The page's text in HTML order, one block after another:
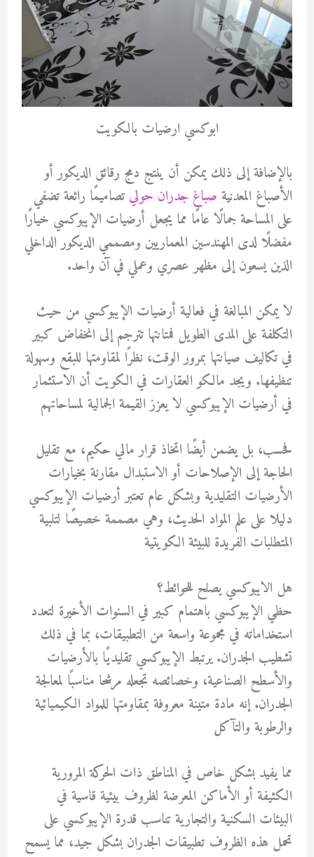
ابوكسي ارضيات بالكويت
بالإضافة إلى ذلك يمكن أن ينتج دمج رقائق الديكور أو
الأصباغ المعدنية صباغ جدران حولي تصاميمًا رائعة تضفي
على المساحة جمالًا عامًا مما يجعل أرضيات الإيبوكسي خيارًا
مفضلًا لدى المهندسين المعماريين ومصممي الديكور الداخلي
الذين يسعون إلى مظهر عصري وعملي في آن واحد.
لا يمكن المبالغة في فعالية أرضيات الإيبوكسي من حيث
التكلفة على المدى الطويل فمتانتها تترجم إلى انخفاض كبير
في تكاليف صيانتها بمرور الوقت، نظرًا لمقاومتها للبقع وسهولة
تنظيفها. ويجد مالكو العقارات في الكويت أن الاستثمار
في أرضيات الإيبوكسي لا يعزز القيمة الجمالية لمساحاتهم
فحسب، بل يضمن أيضًا اتخاذ قرار مالي حكيم، مع تقليل
الحاجة إلى الإصلاحات أو الاستبدال مقارنة بخيارات
الأرضيات التقليدية وبشكل عام تعتبر أرضيات الإيبوكسي
دليلا على علم المواد الحديث، وهي مصممة خصيصًا لتلبية
المتطلبات الفريدة للبيئة الكويتية
هل الايبوكسي يصلح للحوائط؟
حظي الإيبوكسي باهتمام كبير في السنوات الأخيرة لتعدد
استخداماته في مجموعة واسعة من التطبيقات، بما في ذلك
تشطيب الجدران. يرتبط الإيبوكسي تقليديًا بالأرضيات
والأسطح الصناعية، وخصائصه تجعله مرشحا مناسبًا لمعالجة
الجدران. إنه مادة متينة معروفة بمقاومتها للمواد الكيميائية
والرطوبة والتآكل
مما يفيد بشكل خاص في المناطق ذات الحركة المرورية
الكثيفة أو الأماكن المعرضة لظروف بيئية قاسية في
البيئات السكنية والتجارية تناسب قدرة الإيبوكسي على
تحمل هذه الظروف تطبيقات الجدران بشكل جيد، مما يسمح